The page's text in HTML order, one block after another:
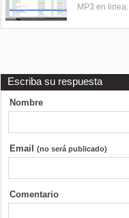
MP3 en linea.
Escriba su respuesta
Nombre
Email (no será publicado)
Comentario